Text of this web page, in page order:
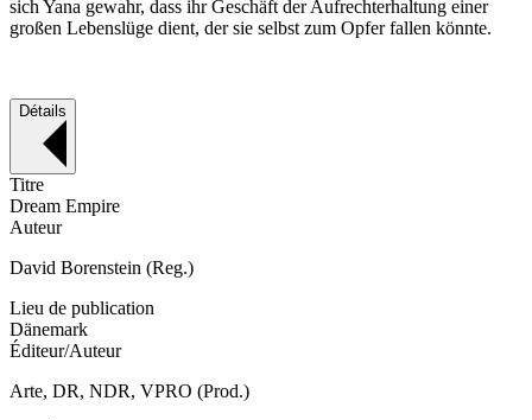
sich Yana gewahr, dass ihr Geschäft der Aufrechterhaltung einer
großen Lebenslüge dient, der sie selbst zum Opfer fallen könnte.
Détails
Titre
Dream Empire
Auteur
David Borenstein (Reg.)
Lieu de publication
Dänemark
Éditeur/Auteur
Arte, DR, NDR, VPRO (Prod.)